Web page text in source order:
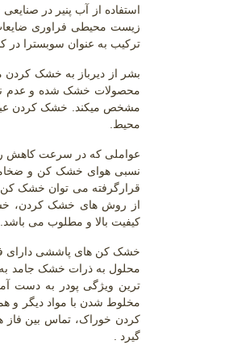
استفاده از آب پنیر در
زیست محیطی فراوری ضایعات
ترکیب به عنوان سوبسترا در
بشر از دیرباز به خشک
محصولات خشک شده و عدم
مشخص میکند. خشک کردن
محیط.
عواملی که در سرعت کاهش
نسبی هوای خشک کن و
قرارگرفته می توان خشک
از روش های خشک کردن،
کیفیت بالا و مطلوب می باشد.
خشک کن های پاششی دارای
محلول به ذرات خشک جامد
ترین ویژگی پودر به دست
مخلوط شدن با مواد دیگر و
کردن خوراک، تماس بین
گیرد